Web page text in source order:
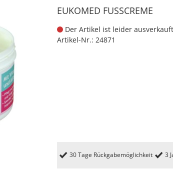
EUKOMED FUSSCREME
Der Artikel ist leider ausverkauft
Artikel-Nr.: 24871
30 Tage Rückgabemöglichkeit 3